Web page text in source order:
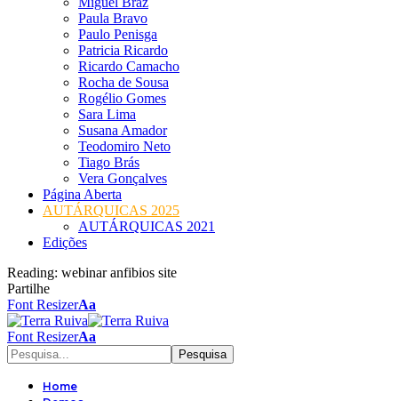
Paula Bravo
Paulo Penisga
Patricia Ricardo
Ricardo Camacho
Rocha de Sousa
Rogélio Gomes
Sara Lima
Susana Amador
Teodomiro Neto
Tiago Brás
Vera Gonçalves
Página Aberta
AUTÁRQUICAS 2025
AUTÁRQUICAS 2021
Edições
Reading: webinar anfibios site
Partilhe
Font ResizerAa
Font ResizerAa
Home